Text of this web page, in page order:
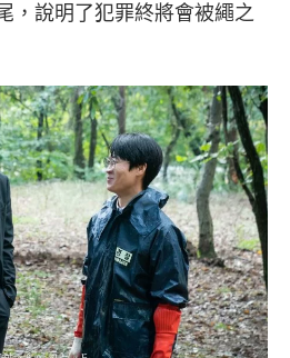
，說明了犯罪終將會被繩之